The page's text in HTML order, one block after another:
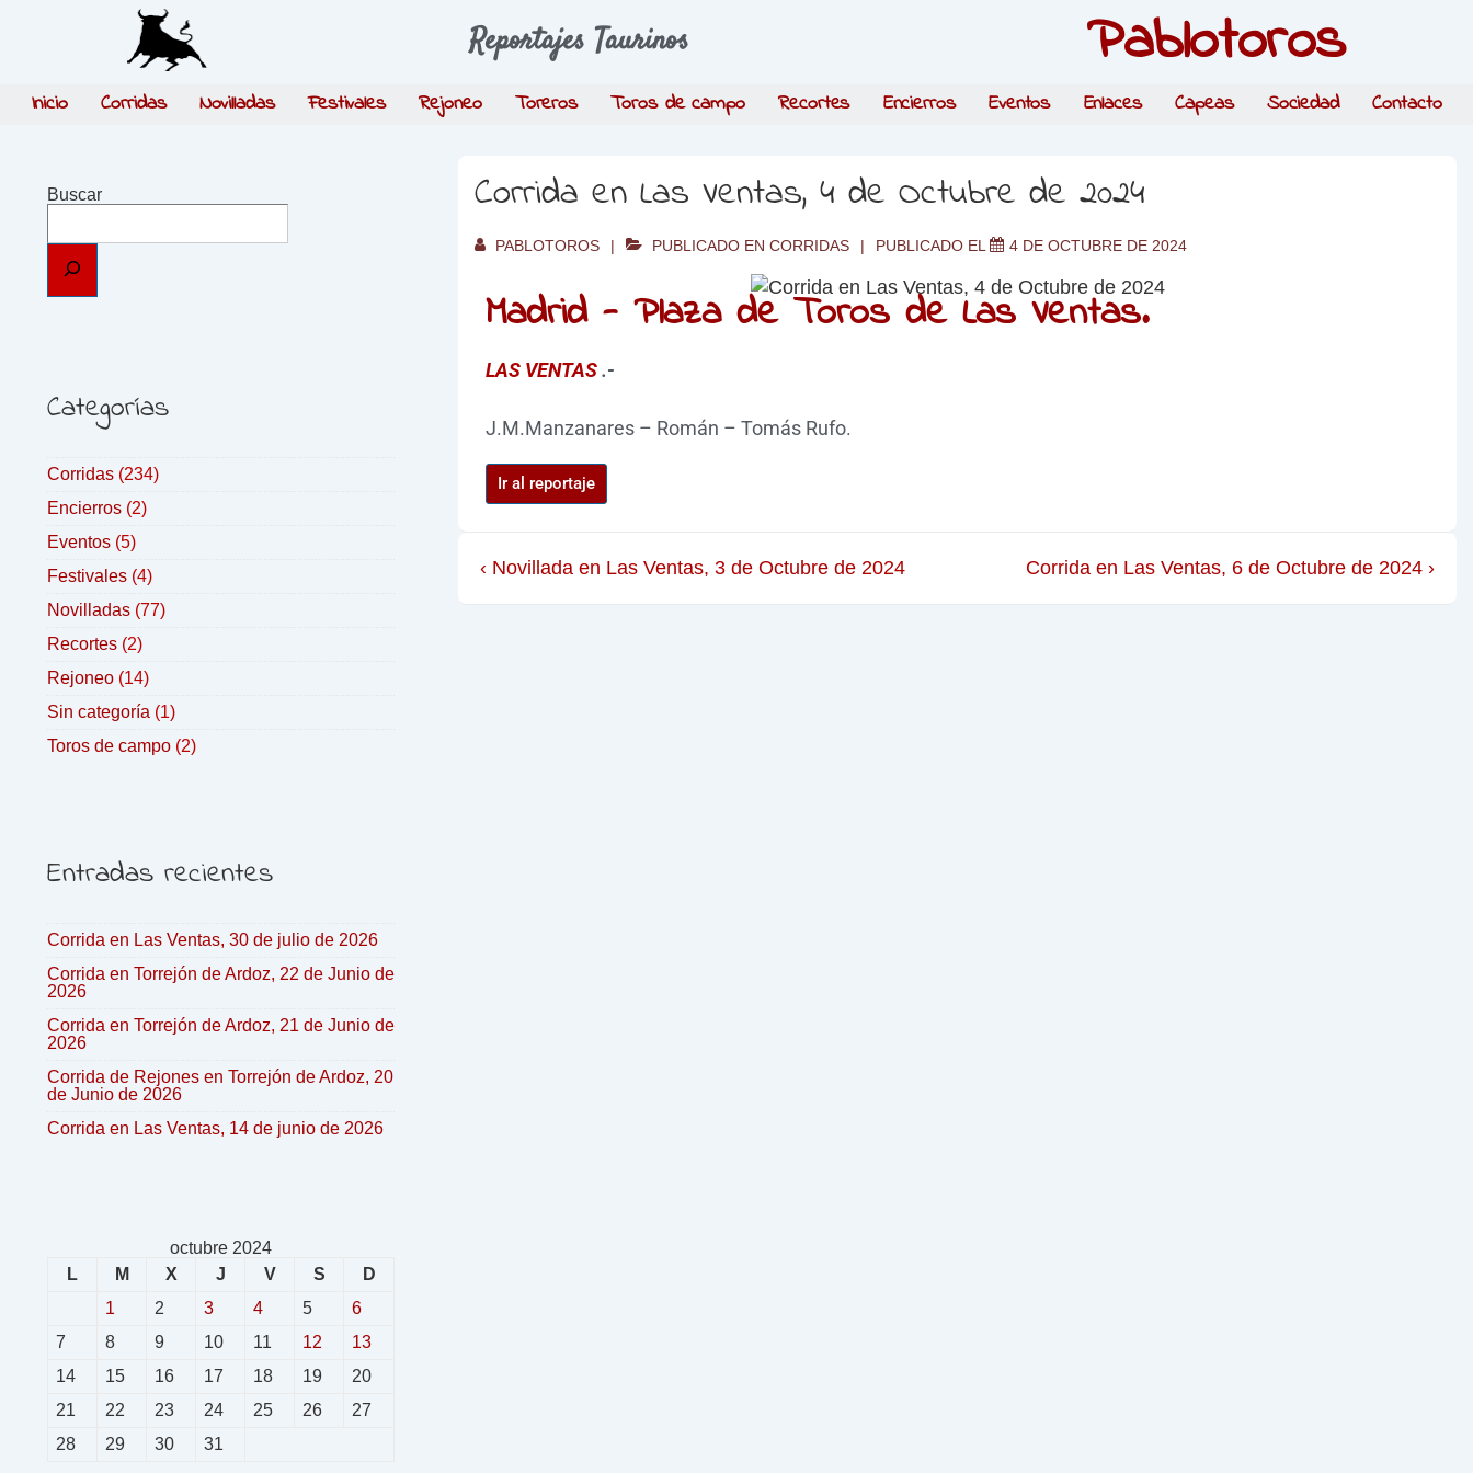
Reportajes Taurinos Pablotoros
Inicio Corridas Novilladas Festivales Rejoneo Toreros Toros de campo Recortes Encierros Eventos Enlaces Capeas Sociedad Contacto
Corrida en Las Ventas, 4 de Octubre de 2024
PABLOTOROS PUBLICADO ENCORRIDAS PUBLICADO EL 4 DE OCTUBRE DE 2024
Madrid - Plaza de Toros de Las Ventas.
LAS VENTAS.-
J.M.Manzanares – Román – Tomás Rufo.
Ir al reportaje
‹ Novillada en Las Ventas, 3 de Octubre de 2024 Corrida en Las Ventas, 6 de Octubre de 2024 ›
Buscar
Categorías
Corridas (234)
Encierros (2)
Eventos (5)
Festivales (4)
Novilladas (77)
Recortes (2)
Rejoneo (14)
Sin categoría (1)
Toros de campo (2)
Entradas recientes
Corrida en Las Ventas, 30 de julio de 2026
Corrida en Torrejón de Ardoz, 22 de Junio de
2026
Corrida en Torrejón de Ardoz, 21 de Junio de
2026
Corrida de Rejones en Torrejón de Ardoz, 20
de Junio de 2026
Corrida en Las Ventas, 14 de junio de 2026
octubre 2024
L
M X J V S
D
1
2 3 4 5
6
7
8 9 10 11 12
13
14
15 16 17 18 19
20
21
22 23 24 25 26
27
28
29 30 31